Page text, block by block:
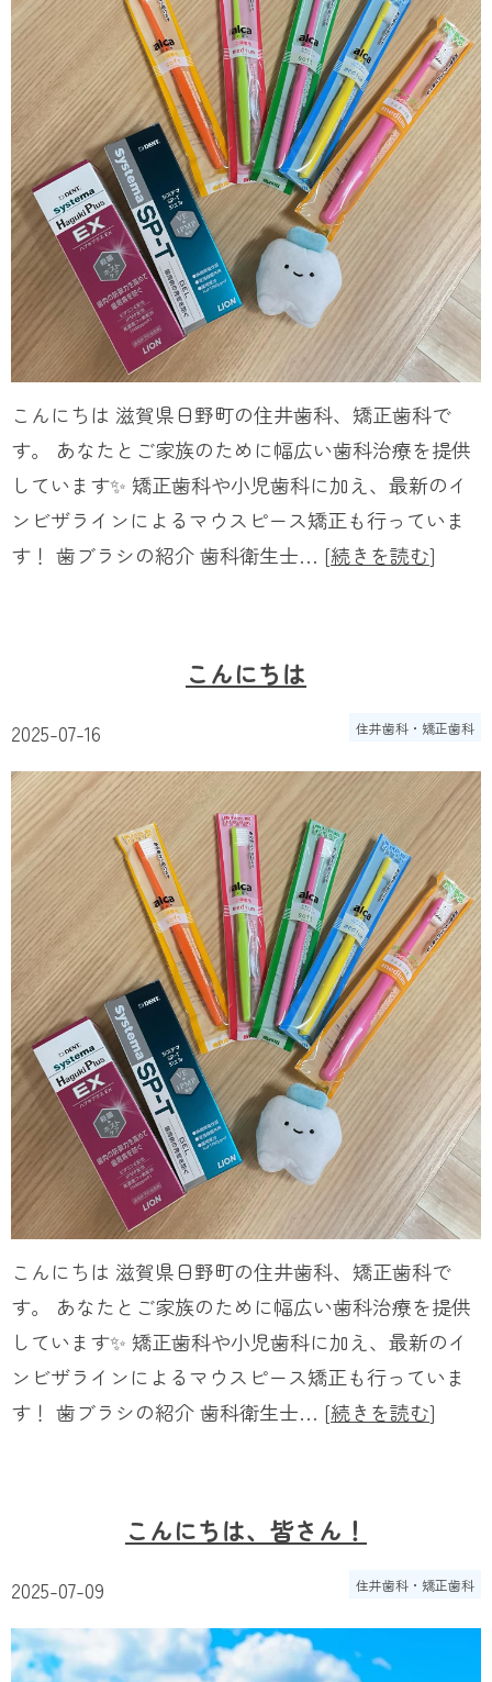
こんにちは 滋賀県日野町の住井歯科、矯正歯科で
す。 あなたとご家族のために幅広い歯科治療を提供
しています✨ 矯正歯科や小児歯科に加え、最新のイ
ンビザラインによるマウスピース矯正も行っていま
す！ 歯ブラシの紹介 歯科衛生士… [続きを読む]
こんにちは
2025-07-16 住井歯科・矯正歯科
こんにちは 滋賀県日野町の住井歯科、矯正歯科で
す。 あなたとご家族のために幅広い歯科治療を提供
しています✨ 矯正歯科や小児歯科に加え、最新のイ
ンビザラインによるマウスピース矯正も行っていま
す！ 歯ブラシの紹介 歯科衛生士… [続きを読む]
こんにちは、皆さん！
2025-07-09 住井歯科・矯正歯科